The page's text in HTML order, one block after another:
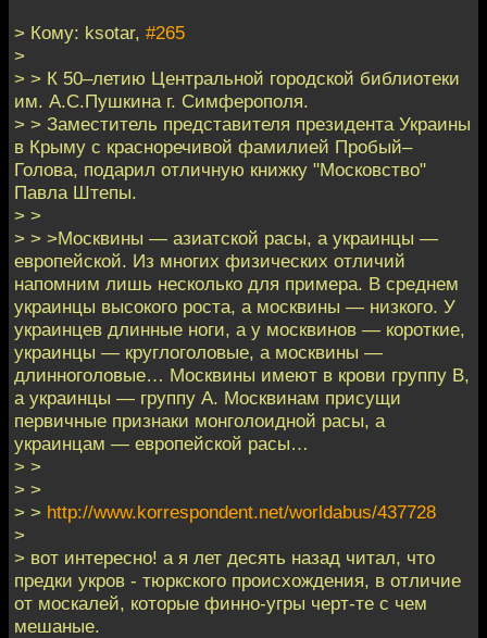
> Кому: ksotar, #265
>
> > К 50–летию Центральной городской библиотеки
им. А.С.Пушкина г. Симферополя.
> > Заместитель представителя президента Украины
в Крыму с красноречивой фамилией Пробый–
Голова, подарил отличную книжку "Московство"
Павла Штепы.
> >
> > >Москвины — азиатской расы, а украинцы —
европейской. Из многих физических отличий
напомним лишь несколько для примера. В среднем
украинцы высокого роста, а москвины — низкого. У
украинцев длинные ноги, а у москвинов — короткие,
украинцы — круглоголовые, а москвины —
длинноголовые… Москвины имеют в крови группу В,
а украинцы — группу А. Москвинам присущи
первичные признаки монголоидной расы, а
украинцам — европейской расы…
> >
> >
> > http://www.korrespondent.net/worldabus/437728
>
> вот интересно! а я лет десять назад читал, что
предки укров - тюркского происхождения, в отличие
от москалей, которые финно-угры черт-те с чем
мешаные.